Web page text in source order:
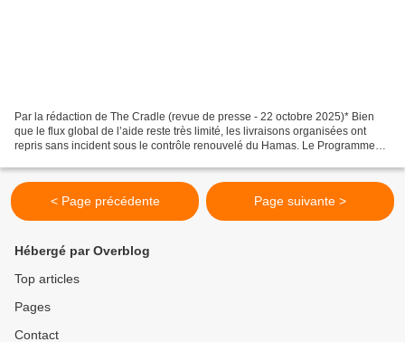
Par la rédaction de The Cradle (revue de presse - 22 octobre 2025)* Bien
que le flux global de l’aide reste très limité, les livraisons organisées ont
repris sans incident sous le contrôle renouvelé du Hamas. Le Programme
< Page précédente Page suivante >
Hébergé par Overblog
Top articles
Pages
Contact